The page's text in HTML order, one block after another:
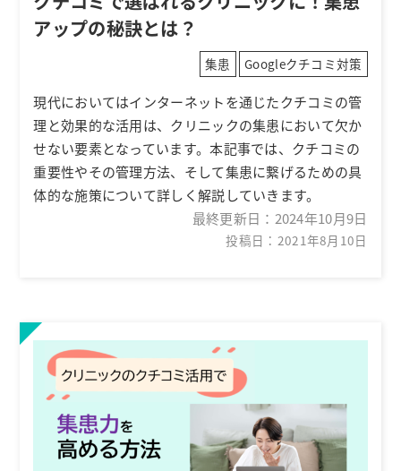
アップの秘訣とは？
集患 Googleクチコミ対策
現代においてはインターネットを通じたクチコミの管
理と効果的な活用は、クリニックの集患において欠か
せない要素となっています。本記事では、クチコミの
重要性やその管理方法、そして集患に繋げるための具
体的な施策について詳しく解説していきます。
最終更新日： 2024年10月9日
投稿日：2021年8月10日